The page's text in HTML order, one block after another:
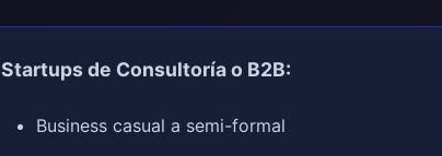
Startups de Consultoría o B2B:
Business casual a semi-formal